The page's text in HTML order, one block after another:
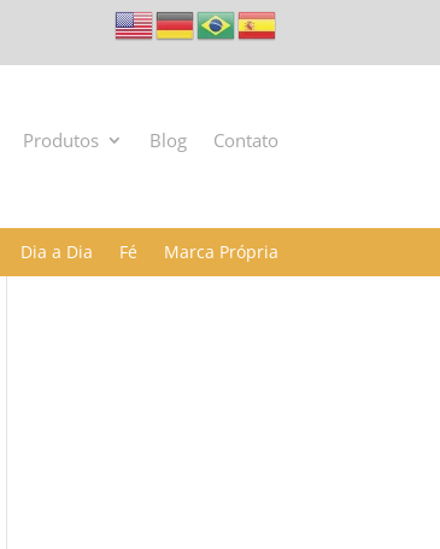
Produtos Blog Contato
Dia a Dia Fé Marca Própria